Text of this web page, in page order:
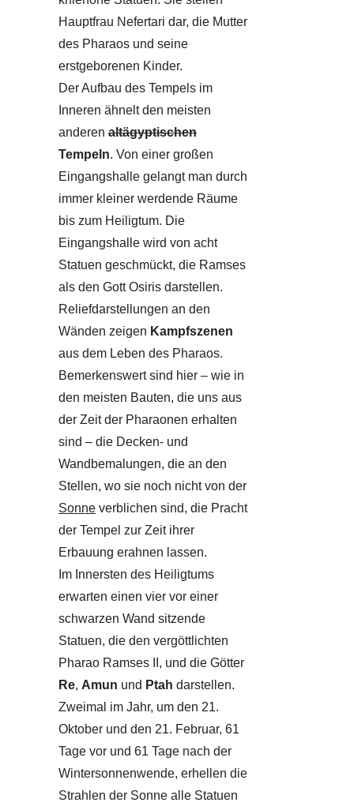
Hauptfrau Nefertari dar, die Mutter
des Pharaos und seine
erstgeborenen Kinder.
Der Aufbau des Tempels im
Inneren ähnelt den meisten
anderen altägyptischen
Tempeln. Von einer großen
Eingangshalle gelangt man durch
immer kleiner werdende Räume
bis zum Heiligtum. Die
Eingangshalle wird von acht
Statuen geschmückt, die Ramses
als den Gott Osiris darstellen.
Reliefdarstellungen an den
Wänden zeigen Kampfszenen
aus dem Leben des Pharaos.
Bemerkenswert sind hier – wie in
den meisten Bauten, die uns aus
der Zeit der Pharaonen erhalten
sind – die Decken- und
Wandbemalungen, die an den
Stellen, wo sie noch nicht von der
Sonne verblichen sind, die Pracht
der Tempel zur Zeit ihrer
Erbauung erahnen lassen.
Im Innersten des Heiligtums
erwarten einen vier vor einer
schwarzen Wand sitzende
Statuen, die den vergöttlichten
Pharao Ramses II, und die Götter
Re, Amun und Ptah darstellen.
Zweimal im Jahr, um den 21.
Oktober und den 21. Februar, 61
Tage vor und 61 Tage nach der
Wintersonnenwende, erhellen die
Strahlen der Sonne alle Statuen